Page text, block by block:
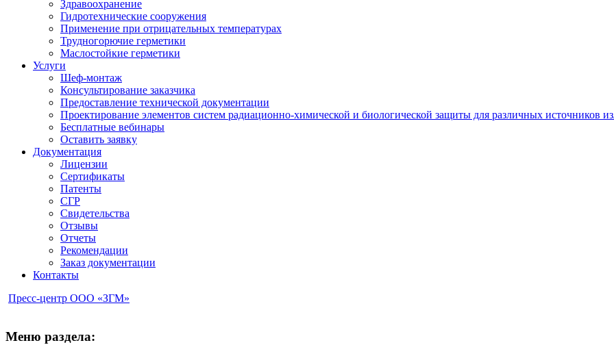
Здравоохранение
Гидротехнические сооружения
Применение при отрицательных температурах
Трудногорючие герметики
Маслостойкие герметики
Услуги
Шеф-монтаж
Консультирование заказчика
Предоставление технической документации
Проектирование элементов систем радиационно-химической и биологической защиты для различных источников
Бесплатные вебинары
Оставить заявку
Документация
Лицензии
Сертификаты
Патенты
СГР
Свидетельства
Отзывы
Отчеты
Рекомендации
Заказ документации
Контакты
Пресс-центр ООО «ЗГМ»
Меню раздела: